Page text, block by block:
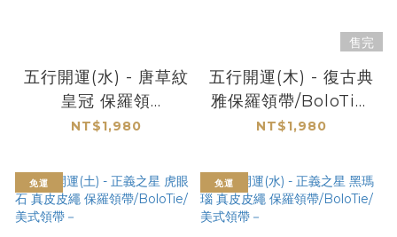
五行開運(水) - 唐草紋
皇冠 保羅領
帶/BoloTie/美式領帶
NT$1,980
售完
五行開運(木) - 復古典
雅保羅領帶/BoloTie/
美式領帶－
NT$1,980
免運 免運